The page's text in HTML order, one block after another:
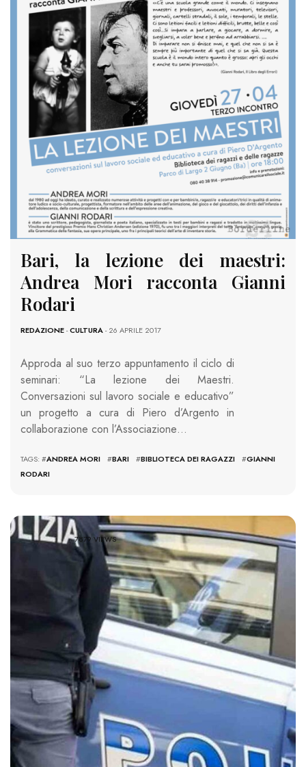
Bari, la lezione dei maestri:
Andrea Mori racconta Gianni
Rodari
REDAZIONE-CULTURA- 26 APRILE 2017
Approda al suo terzo appuntamento il ciclo di
seminari: “La lezione dei Maestri.
Conversazioni sul lavoro sociale e educativo”
un progetto a cura di Piero d’Argento in
collaborazione con l’Associazione…
TAGS: #ANDREA MORI #BARI #BIBLIOTECA DEI RAGAZZI #GIANNI
RODARI
7879 VIEWS